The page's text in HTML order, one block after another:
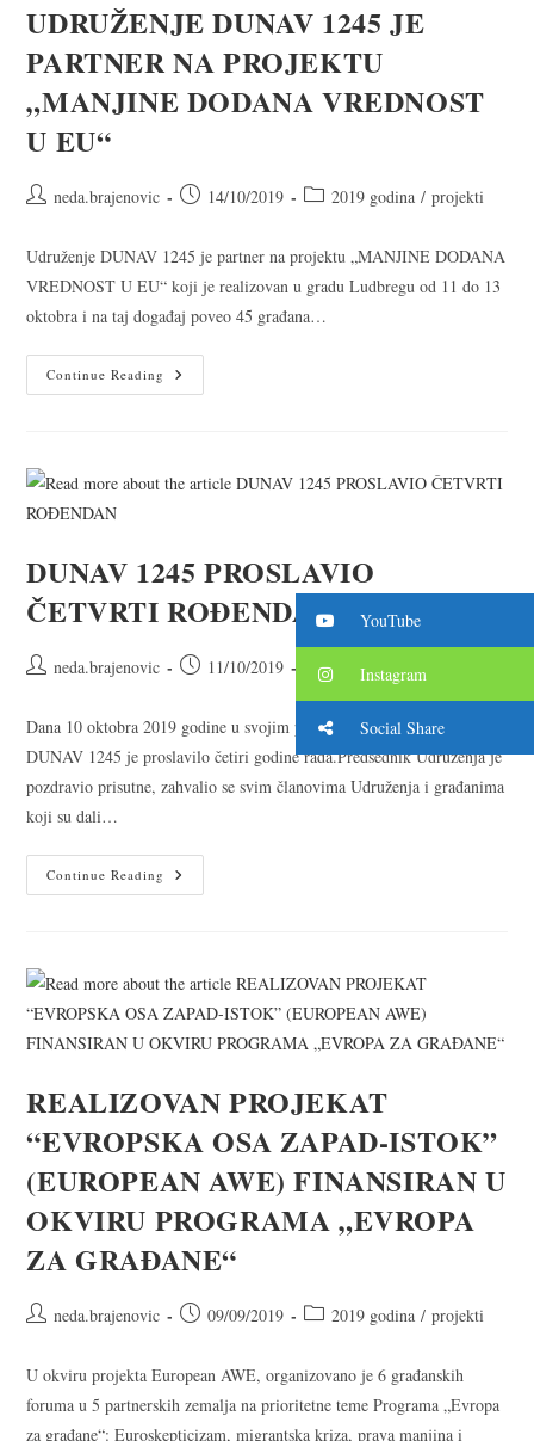
UDRUŽENJE DUNAV 1245 JE
PARTNER NA PROJEKTU
„MANJINE DODANA VREDNOST
U EU“
neda.brajenovic 14/10/2019 2019 godina / projekti
Udruženje DUNAV 1245 je partner na projektu „MANJINE DODANA
VREDNOST U EU“ koji je realizovan u gradu Ludbregu od 11 do 13
oktobra i na taj događaj poveo 45 građana…
Continue Reading
DUNAV 1245 PROSLAVIO
ČETVRTI ROĐENDAN
neda.brajenovic 11/10/2019 2019 godina
Dana 10 oktobra 2019 godine u svojim prostorijama Udruženje
DUNAV 1245 je proslavilo četiri godine rada.Predsednik Udruženja je
pozdravio prisutne, zahvalio se svim članovima Udruženja i građanima
koji su dali…
Continue Reading
REALIZOVAN PROJEKAT
“EVROPSKA OSA ZAPAD-ISTOK”
(EUROPEAN AWE) FINANSIRAN U
OKVIRU PROGRAMA „EVROPA
ZA GRAĐANE“
neda.brajenovic 09/09/2019 2019 godina / projekti
U okviru projekta European AWE, organizovano je 6 građanskih
foruma u 5 partnerskih zemalja na prioritetne teme Programa „Evropa
za građane“: Euroskepticizam, migrantska kriza, prava manjina i
YouTube
Instagram
Social Share